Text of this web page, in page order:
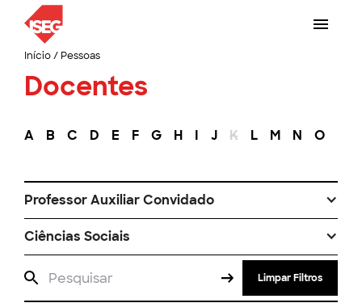
Início/ Pessoas
Docentes
A B C D E F G H I J K L M N O
Professor Auxiliar Convidado
Ciências Sociais
Limpar Filtros